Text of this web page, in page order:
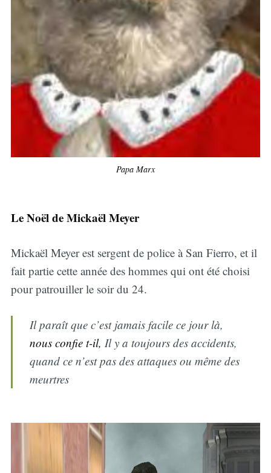
Papa Marx
Le Noël de Mickaël Meyer
Mickaël Meyer est sergent de police à San Fierro, et il
fait partie cette année des hommes qui ont été choisi
pour patrouiller le soir du 24.
Il paraît que c’est jamais facile ce jour là,
nous confie t-il, Il y a toujours des accidents,
quand ce n’est pas des attaques ou même des
meurtres